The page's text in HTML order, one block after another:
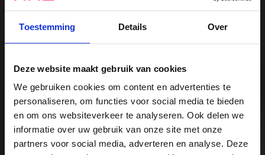
Toestemming Details Over
Deze website maakt gebruik van cookies
We gebruiken cookies om content en advertenties te
personaliseren, om functies voor social media te bieden
en om ons websiteverkeer te analyseren. Ook delen we
informatie over uw gebruik van onze site met onze
partners voor social media, adverteren en analyse. Deze
Master Crossover
Creativity (deeltijd)